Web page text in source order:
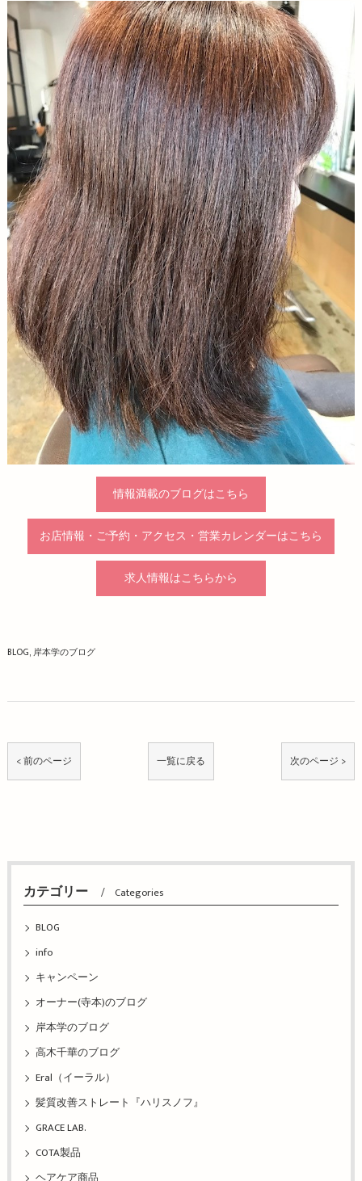
情報満載のブログはこちら
お店情報・ご予約・アクセス・営業カレンダーはこちら
求人情報はこちらから
BLOG 岸本学のブログ
< 前のページ 一覧に戻る 次のページ >
カテゴリー Categories
BLOG
info
キャンペーン
オーナー(寺本)のブログ
岸本学のブログ
高木千華のブログ
Eral（イーラル）
髪質改善ストレート『ハリスノフ』
GRACE LAB.
COTA製品